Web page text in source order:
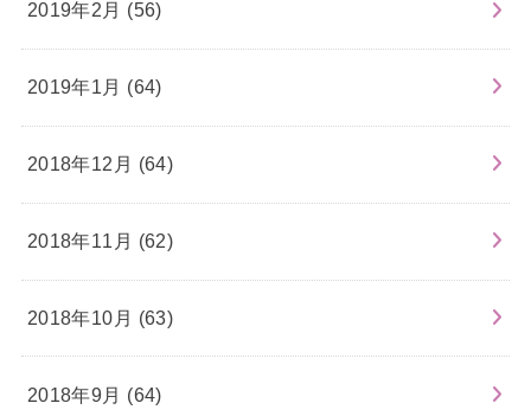
2019年2月 (56)
2019年1月 (64)
2018年12月 (64)
2018年11月 (62)
2018年10月 (63)
2018年9月 (64)